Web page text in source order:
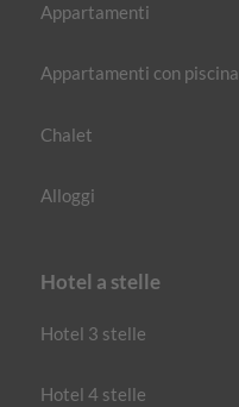
Appartamenti
Appartamenti con piscina
Chalet
Alloggi
Hotel a stelle
Hotel 3 stelle
Hotel 4 stelle